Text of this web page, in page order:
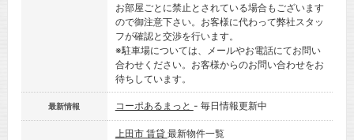
お部屋ごとに禁止とされている場合もございます
ので御注意下さい。お客様に代わって弊社スタッ
フが確認と交渉を行います。
※駐車場については、メールやお電話にてお問い
合わせください。お客様からのお問い合わせをお
待ちしています。
最新情報 コーポあるまっと - 毎日情報更新中
上田市 賃貸 最新物件一覧